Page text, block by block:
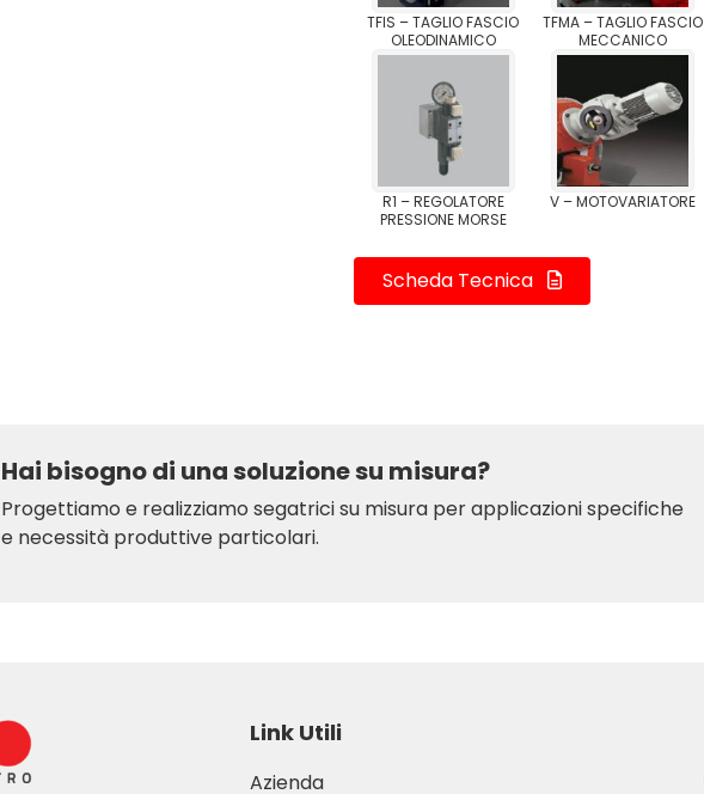
TFIS – TAGLIO FASCIO
OLEODINAMICO
TFMA – TAGLIO FASCIO
MECCANICO
R1 – REGOLATORE
PRESSIONE MORSE
V – MOTOVARIATORE
Scheda Tecnica
Hai bisogno di una soluzione su misura?
Progettiamo e realizziamo segatrici su misura per applicazioni specifiche
e necessità produttive particolari.
Link Utili
Azienda